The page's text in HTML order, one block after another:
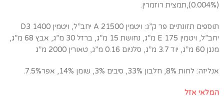
(0.004%),תמצית רוזמרין.
תוספים תזונתיים פר ק”ג: ויטמין A 21500 יחב”ל, ויטמין D3 1400
יחב”ל, ויטמין E 175 מ”ג, נחושת 15 מ”ג, ברזל 30 מ”ג, אבץ 68 מ”ג,
מנגן 60 מ”ג, יוד 3.7 מ”ג, סלניום 0.16 מ”ג, טאורין 2000 מ”ג
אנליזה: לחות 8%, חלבון 33%, סיבים 3%, שומן 14%, אפר7.5%.
המלאי אזל